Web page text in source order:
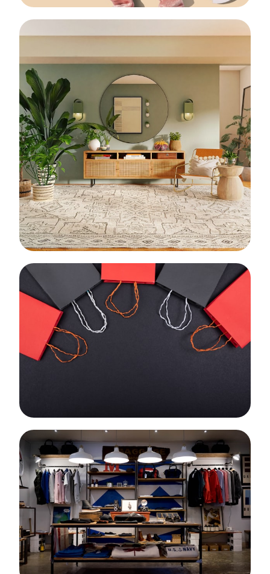
Belleza
Hogar
Ambientadores y productos para tu espacio
EXPLORAR →
Regalos
Sets perfectos para cualquier ocasión
EXPLORAR →